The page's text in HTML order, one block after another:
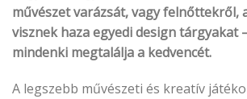
művészet varázsát, vagy felnőttekről,
visznek haza egyedi design tárgyakat
mindenki megtalálja a kedvencét.
A legszebb művészeti és kreatív